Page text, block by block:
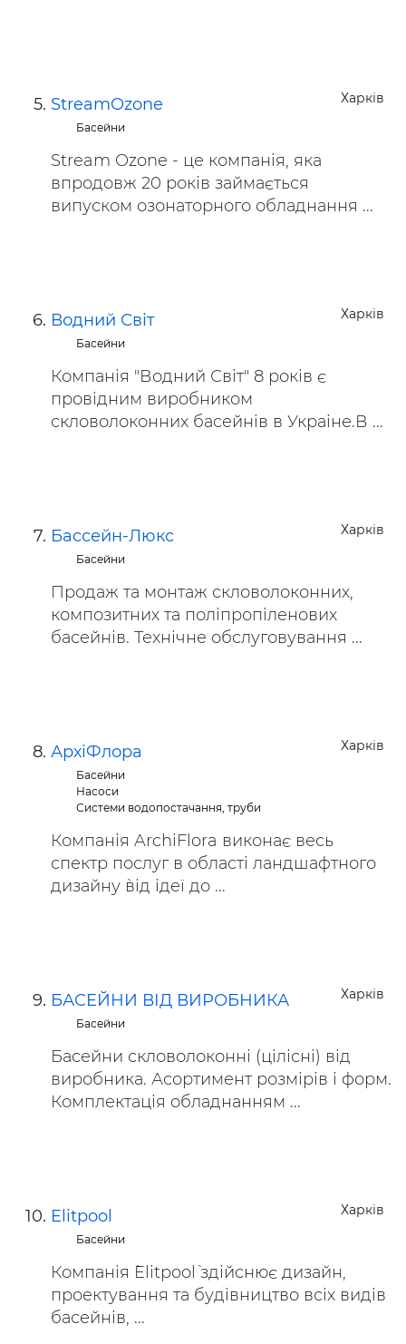
Харків
StreamOzone
Басейни
Stream Ozone - це компанія, яка
впродовж 20 років займається
випуском озонаторного обладнання ...
Харків
Водний Світ
Басейни
Компанія "Водний Світ" 8 років є
провідним виробником
скловолоконних басейнів в Украіне.В ...
Харків
Бассейн-Люкс
Басейни
Продаж та монтаж скловолоконних,
композитних та поліпропіленових
басейнів. Технічне обслуговування ...
Харків
АрхіФлора
Басейни
Насоси
Системи водопостачання, труби
Компанія ArchiFlora виконає весь
спектр послуг в області ландшафтного
дизайну `від ідеї до ...
Харків
БАСЕЙНИ ВІД ВИРОБНИКА
Басейни
Басейни скловолоконні (цілісні) від
виробника. Асортимент розмірів і форм.
Комплектація обладнанням ...
Харків
Elitpool
Басейни
Компанія `Elitpool` здійснює дизайн,
проектування та будівництво всіх видів
басейнів, ...